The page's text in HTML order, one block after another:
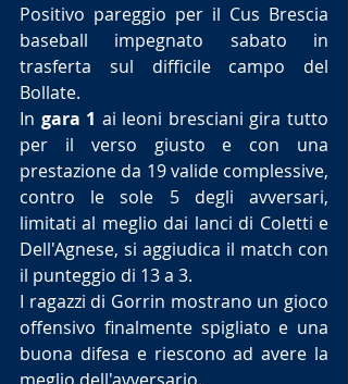
Positivo pareggio per il Cus Brescia
baseball impegnato sabato in
trasferta sul difficile campo del
Bollate.
In gara 1 ai leoni bresciani gira tutto
per il verso giusto e con una
prestazione da 19 valide complessive,
contro le sole 5 degli avversari,
limitati al meglio dai lanci di Coletti e
Dell'Agnese, si aggiudica il match con
il punteggio di 13 a 3.
I ragazzi di Gorrin mostrano un gioco
offensivo finalmente spigliato e una
buona difesa e riescono ad avere la